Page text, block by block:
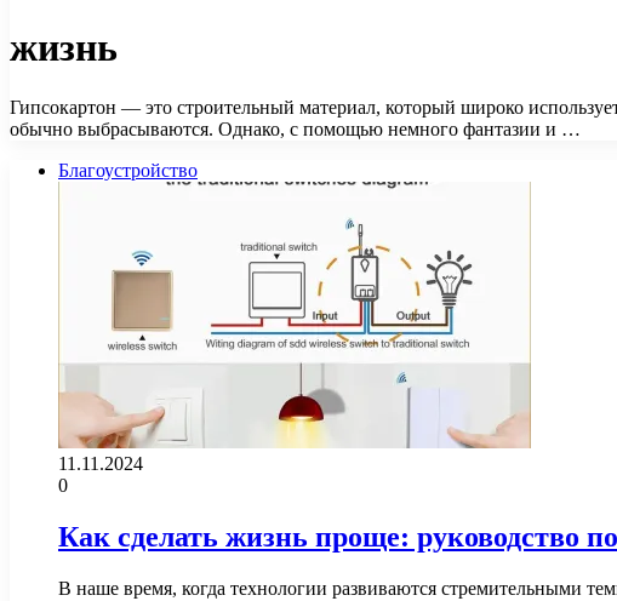
жизнь
Гипсокартон — это строительный материал, который широко
обычно выбрасываются. Однако, с помощью немного фантазии и …
Благоустройство
11.11.2024
0
Как сделать жизнь проще: руководство
В наше время, когда технологии развиваются стремительными